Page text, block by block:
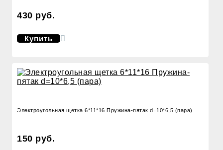
430 руб.
Купить
Электроугольная щетка 6*11*16 Пружина-пятак d=10*6,5 (пара)
150 руб.